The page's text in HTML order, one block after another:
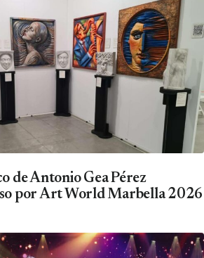
de Antonio Gea Pérez
por Art World Marbella 2026